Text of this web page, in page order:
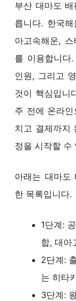
부산 대마도
릅니다. 한국
아고속해운,
를 이용합니다
인원, 그리고
것이 핵심입니
주 전에 온라
치고 결제까지
정을 시작할 수
아래는 대마도
한 목록입니다.
1단계:
합, 대아
2단계:
는 히타
3단계: